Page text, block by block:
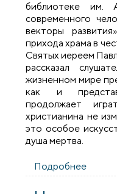
библиотеке им.
современного
векторы
прихода храма в
Святых иереем
рассказал
жизненном мире
как и
продолжает
христианина не
это особое
душа мертва.
Подробнее